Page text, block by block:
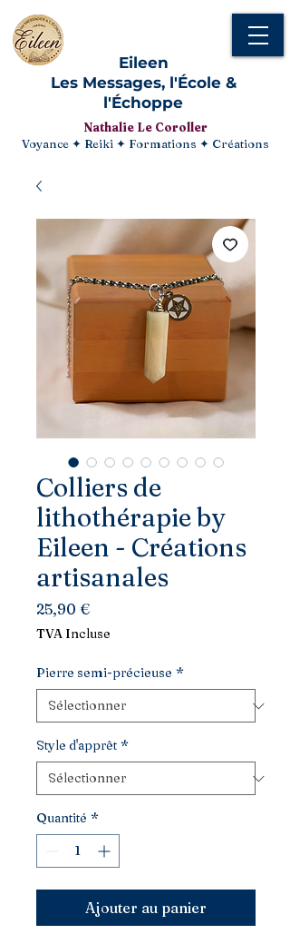
Eileen
Les Messages, l'École &
l'Échoppe
Nathalie Le Coroller
Voyance ✦ Reiki ✦ Formations ✦ Créations
Colliers de
lithothérapie by
Eileen - Créations
artisanales
25,90 €Prix
TVA Incluse
Pierre semi-précieuse *
Style d'apprêt *
Quantité *
Ajouter au panier